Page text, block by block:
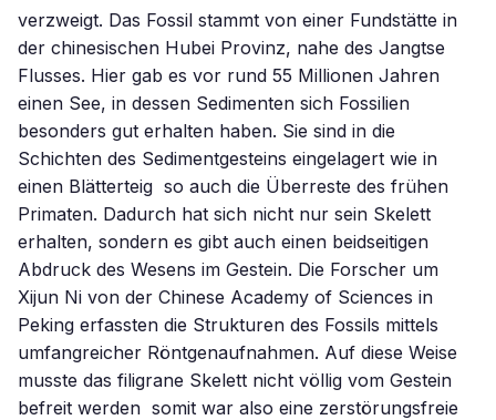
verzweigt. Das Fossil stammt von einer Fundstätte in
der chinesischen Hubei Provinz, nahe des Jangtse
Flusses. Hier gab es vor rund 55 Millionen Jahren
einen See, in dessen Sedimenten sich Fossilien
besonders gut erhalten haben. Sie sind in die
Schichten des Sedimentgesteins eingelagert wie in
einen Blätterteig  so auch die Überreste des frühen
Primaten. Dadurch hat sich nicht nur sein Skelett
erhalten, sondern es gibt auch einen beidseitigen
Abdruck des Wesens im Gestein. Die Forscher um
Xijun Ni von der Chinese Academy of Sciences in
Peking erfassten die Strukturen des Fossils mittels
umfangreicher Röntgenaufnahmen. Auf diese Weise
musste das filigrane Skelett nicht völlig vom Gestein
befreit werden  somit war also eine zerstörungsfreie